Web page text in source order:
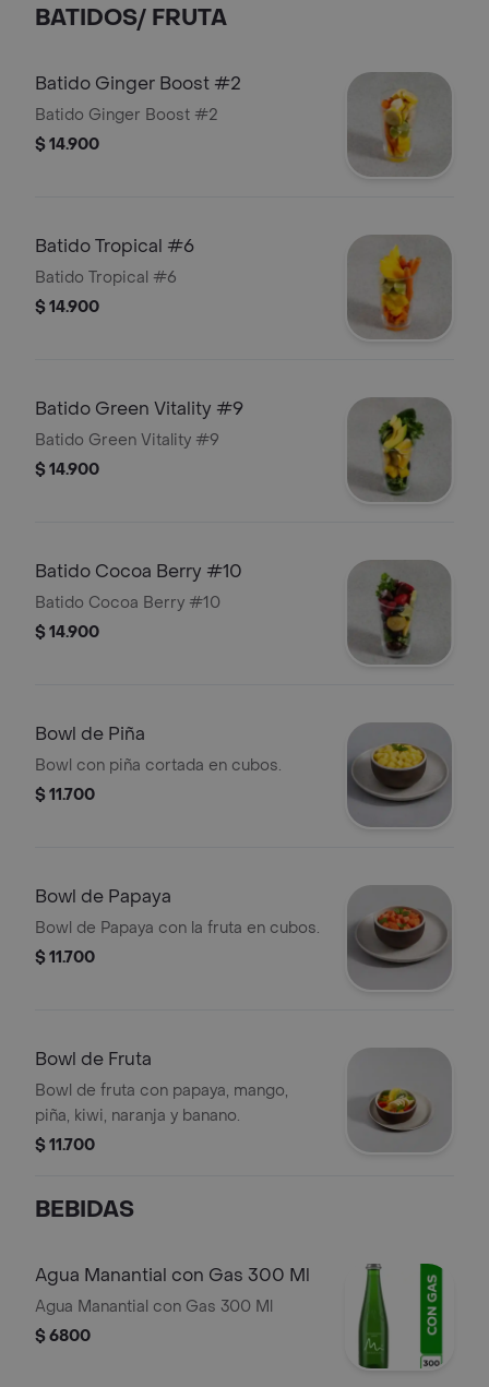
BATIDOS/ FRUTA
Batido Ginger Boost #2
Batido Ginger Boost #2
$ 14.900
Batido Tropical #6
Batido Tropical #6
$ 14.900
Batido Green Vitality #9
Batido Green Vitality #9
$ 14.900
Batido Cocoa Berry #10
Batido Cocoa Berry #10
$ 14.900
Bowl de Piña
Bowl con piña cortada en cubos.
$ 11.700
Bowl de Papaya
Bowl de Papaya con la fruta en cubos.
$ 11.700
Bowl de Fruta
Bowl de fruta con papaya, mango,
piña, kiwi, naranja y banano.
$ 11.700
BEBIDAS
Agua Manantial con Gas 300 Ml
Agua Manantial con Gas 300 Ml
$ 6800